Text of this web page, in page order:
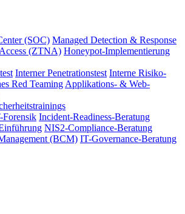
(SOC) Managed Detection & Response
(ZTNA) Honeypot-Implementierung
Interner Penetrationstest Interne Risiko-
Red Teaming Applikations- & Web-
Forensik Incident-Readiness-Beratung
NIS2-Compliance-Beratung
(BCM) IT-Governance-Beratung